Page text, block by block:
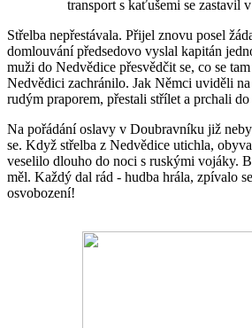
transport s kaťušemi se zastavil
Střelba nepřestávala. Přijel znovu posel
domlouvání předsedovo vyslal kapitán
muži do Nedvědice přesvědčit se, co se
Nedvědici zachránilo. Jak Němci uviděli
rudým praporem, přestali střílet a prchali
Na pořádání oslavy v Doubravníku již
se. Když střelba z Nedvědice utichla,
veselilo dlouho do noci s ruskými vojáky.
měl. Každý dal rád - hudba hrála, zpívalo
osvobození!